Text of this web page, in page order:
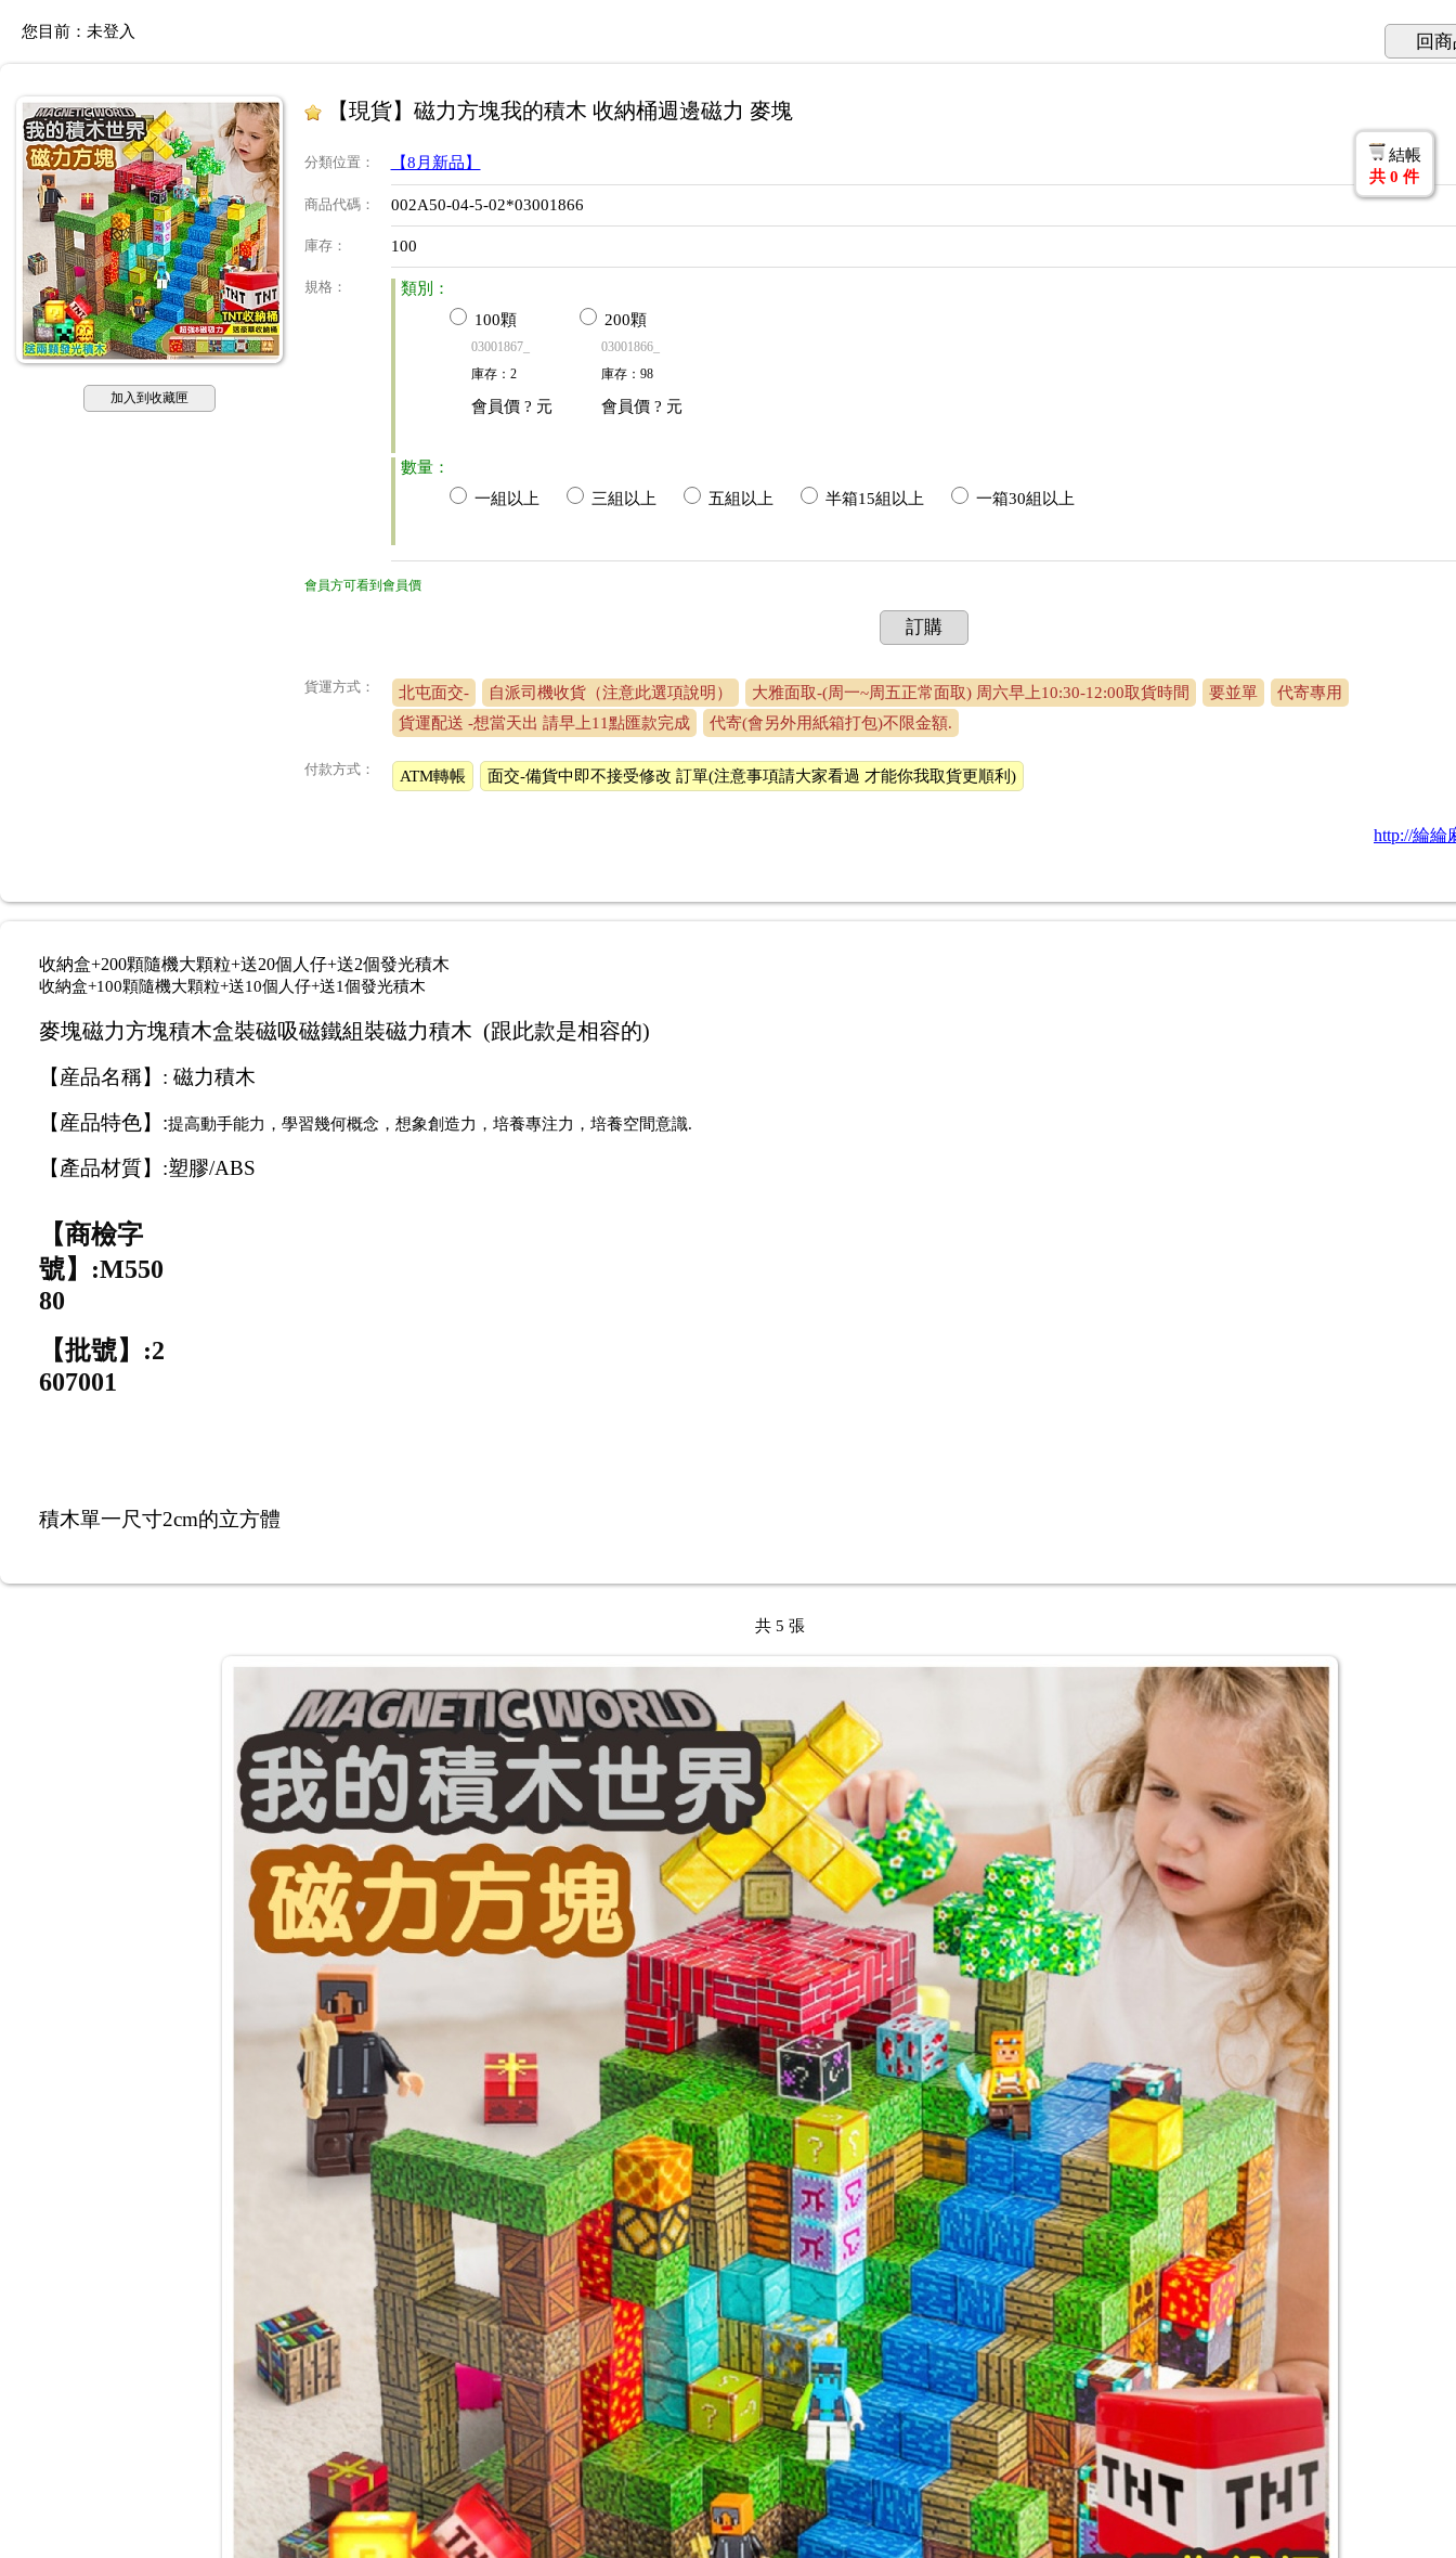
您目前： 未登入 回
加入到收藏匣
【現貨】磁力方塊我的積木 收納桶週邊磁力 麥塊
分類位置 ： 【8月新品】
商品代碼： 002A50-04-5-02*03001866
庫存： 100
規格 ：
類別：
100顆
03001867_
庫存： 2
會員價? 元
200顆
03001866_
庫存： 98
會員價? 元
數量：
一組以上
三組以上 五組以上 半箱15組以上 一箱30組以上
會員方可看到會員價
訂購
貨運方式： 北屯面交- 自派司機收貨（注意此選項說明） 大雅面取-(周一~周五正常面取) 周六早上10:30-12:00取貨時間 要並單
代寄專用
貨運配送 -想當天出 請早上11點匯款完成
代寄(會另外用紙箱打包)不限金額.
付款方式： ATM轉帳 面交-備貨中即不接受修改 訂單(注意事項請大家看過 才能你我取貨更順利)
http://綸綸
結帳
共 0 件
收納盒+200顆隨機大顆粒+送20個人仔+送2個發光積木
收納盒+100顆隨機大顆粒+送10個人仔+送1個發光積木
麥塊磁力方塊積木盒裝磁吸磁鐵組裝磁力積木 (跟此款是相容的)
【 産品名稱】 : 磁力積木
【 産品特色】 :提高動手能力，學習幾何概念，想象創造力，培養專注力，培養空間意識.
【產品材質】:塑膠/ABS
【商檢字
號】:M550
80
【批號】 :2
607001
積木單一尺寸2cm的立方體
共 5 張